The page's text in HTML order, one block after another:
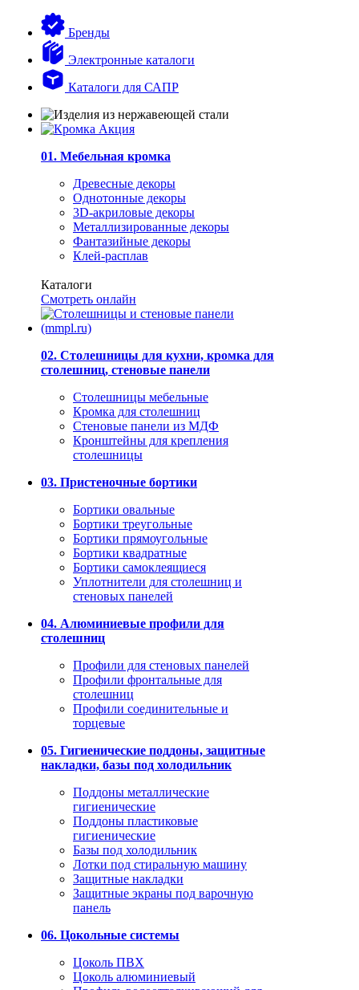
Бренды
Электронные каталоги
Каталоги для САПР
01. Мебельная кромка
Древесные декоры
Однотонные декоры
3D-акриловые декоры
Металлизированные декоры
Фантазийные декоры
Клей-расплав
Каталоги
Смотреть онлайн
02. Столешницы для кухни, кромка для
столешниц, стеновые панели
Столешницы мебельные
Кромка для столешниц
Стеновые панели из МДФ
Кронштейны для крепления
столешницы
03. Пристеночные бортики
Бортики овальные
Бортики треугольные
Бортики прямоугольные
Бортики квадратные
Бортики самоклеящиеся
Уплотнители для столешниц и
стеновых панелей
04. Алюминиевые профили для
столешниц
Профили для стеновых панелей
Профили фронтальные для
столешниц
Профили соединительные и
торцевые
05. Гигиенические поддоны, защитные
накладки, базы под холодильник
Поддоны металлические
гигиенические
Поддоны пластиковые
гигиенические
Базы под холодильник
Лотки под стиральную машину
Защитные накладки
Защитные экраны под варочную
панель
06. Цокольные системы
Цоколь ПВХ
Цоколь алюминиевый